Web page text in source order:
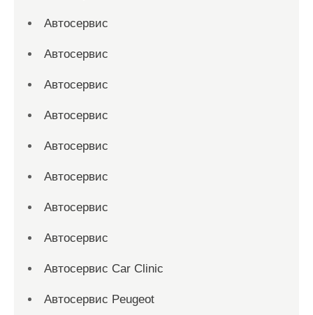
Автосервис
Автосервис
Автосервис
Автосервис
Автосервис
Автосервис
Автосервис
Автосервис
Автосервис Car Clinic
Автосервис Peugeot